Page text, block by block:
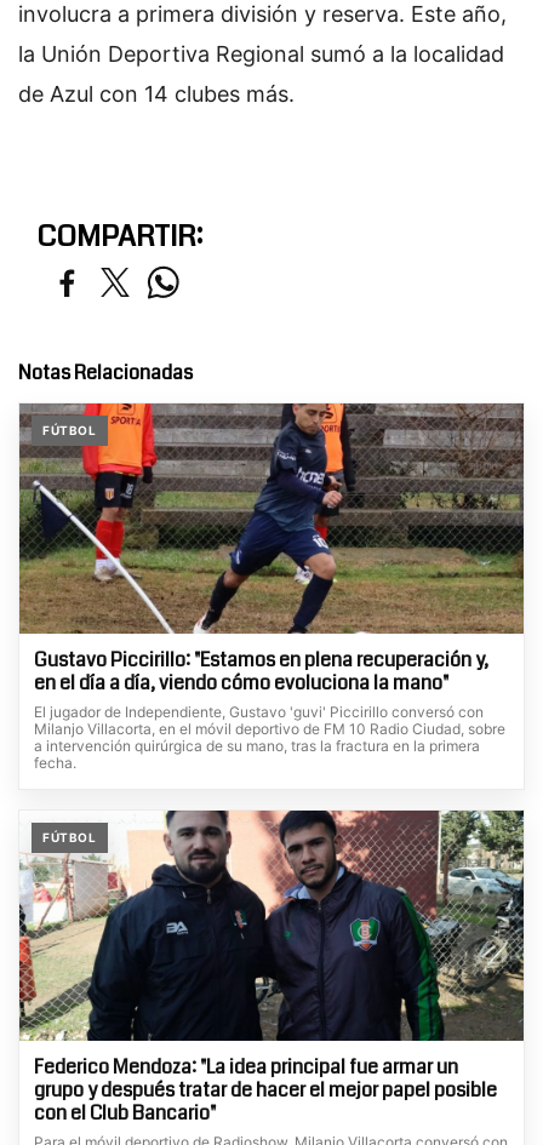
involucra a primera división y reserva. Este año,
la Unión Deportiva Regional sumó a la localidad
de Azul con 14 clubes más.
COMPARTIR:
Notas Relacionadas
FÚTBOL
Gustavo Piccirillo: "Estamos en plena recuperación y,
en el día a día, viendo cómo evoluciona la mano"
El jugador de Independiente, Gustavo 'guvi' Piccirillo conversó con
Milanjo Villacorta, en el móvil deportivo de FM 10 Radio Ciudad, sobre
a intervención quirúrgica de su mano, tras la fractura en la primera
fecha.
FÚTBOL
Federico Mendoza: "La idea principal fue armar un
grupo y después tratar de hacer el mejor papel posible
con el Club Bancario"